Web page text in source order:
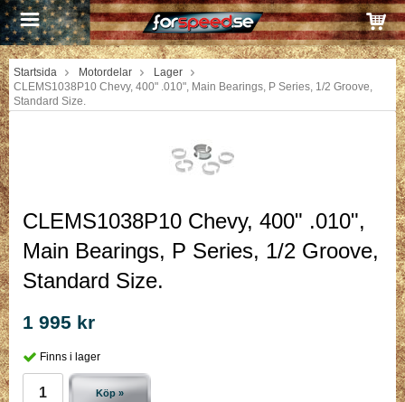
Startsida Motordelar
Lager
CLEMS1038P10 Chevy, 400" .010", Main Bearings, P Series, 1/2 Groove,
Standard Size.
CLEMS1038P10 Chevy, 400" .010",
Main Bearings, P Series, 1/2 Groove,
Standard Size.
1 995 kr
Finns i lager
Köp »